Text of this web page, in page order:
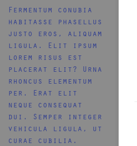
Fermentum conubia
habitasse phasellus
justo eros, aliquam
ligula. Elit ipsum
lorem risus est
placerat elit? Urna
rhoncus elementum
per. Erat elit
neque consequat
dui. Semper integer
vehicula ligula, ut
curae cubilia.